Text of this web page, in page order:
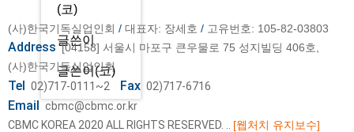
(코)
글쓴이
글쓴이(코)
(사)한국기독실업인회 / 대표자: 장세호 / 고유번호: 105-82-03803
Address [04158] 서울시 마포구 큰우물로 75 성지빌딩 406호,
(사)한국기독실업인회
Tel 02)717-0111~2 Fax 02)717-6716
Email cbmc@cbmc.or.kr
CBMC KOREA 2020 ALL RIGHTS RESERVED.
[웹처치 유지보수]